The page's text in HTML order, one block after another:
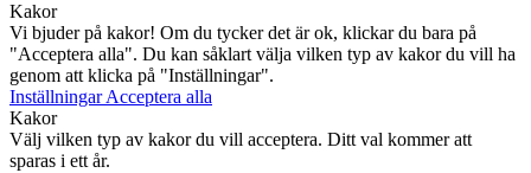
Kakor
Vi bjuder på kakor! Om du tycker det är ok, klickar du bara på
"Acceptera alla". Du kan såklart välja vilken typ av kakor du vill ha
genom att klicka på "Inställningar".
InställningarAcceptera alla
Kakor
Välj vilken typ av kakor du vill acceptera. Ditt val kommer att
sparas i ett år.